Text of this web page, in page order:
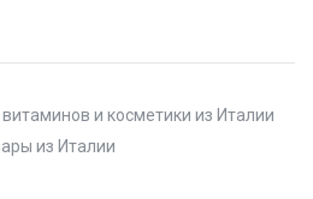
и косметики из Италии
из Италии